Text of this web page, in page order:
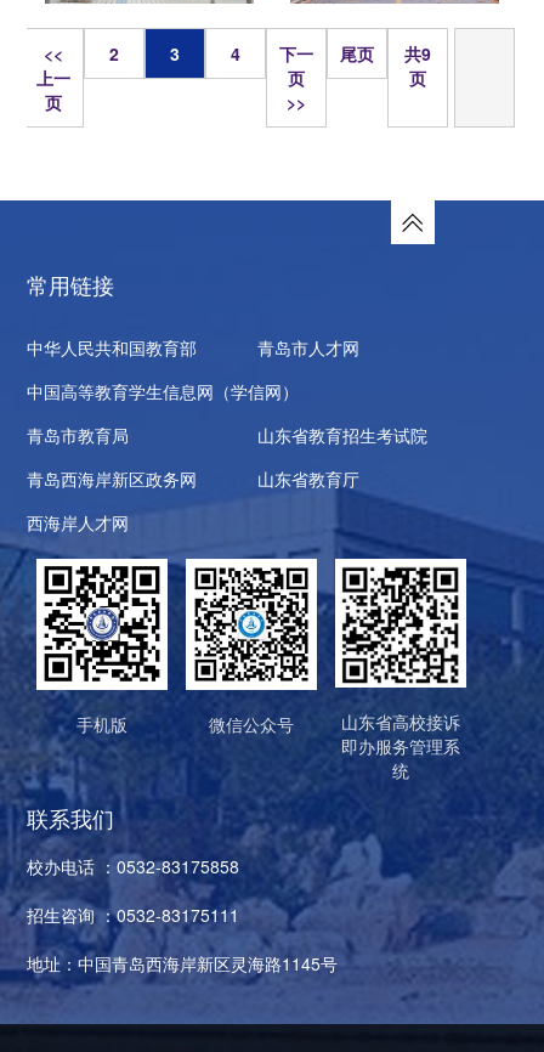
<<
上一
页
2 3 4
下一
页
>>
尾页
共9
页
常用链接
中华人民共和国教育部
青岛市人才网
中国高等教育学生信息网（学信网）
青岛市教育局
山东省教育招生考试院
青岛西海岸新区政务网
山东省教育厅
西海岸人才网
手机版 微信公众号
山东省高校接诉
即办服务管理系
统
联系我们
校办电话 ：0532-83175858
招生咨询 ：0532-83175111
地址：中国青岛西海岸新区灵海路1145号